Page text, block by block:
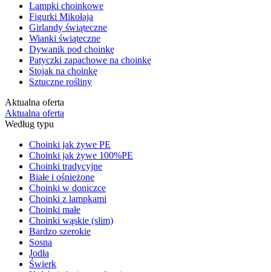
Lampki choinkowe
Figurki Mikołaja
Girlandy świąteczne
Wianki świąteczne
Dywanik pod choinkę
Patyczki zapachowe na choinkę
Stojak na choinkę
Sztuczne rośliny
Aktualna oferta
Aktualna oferta
Według typu
Choinki jak żywe PE
Choinki jak żywe 100%PE
Choinki tradycyjne
Białe i ośnieżone
Choinki w doniczce
Choinki z lampkami
Choinki małe
Choinki wąskie (slim)
Bardzo szerokie
Sosna
Jodła
Świerk